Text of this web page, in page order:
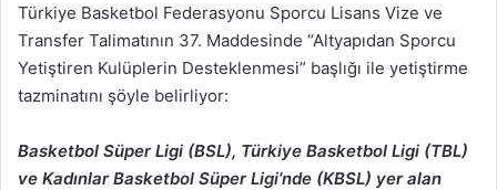
Türkiye Basketbol Federasyonu Sporcu Lisans Vize ve
Transfer Talimatının 37. Maddesinde “Altyapıdan Sporcu
Yetiştiren Kulüplerin Desteklenmesi” başlığı ile yetiştirme
tazminatını şöyle belirliyor:
Basketbol Süper Ligi (BSL), Türkiye Basketbol Ligi (TBL)
ve Kadınlar Basketbol Süper Ligi’nde (KBSL) yer alan